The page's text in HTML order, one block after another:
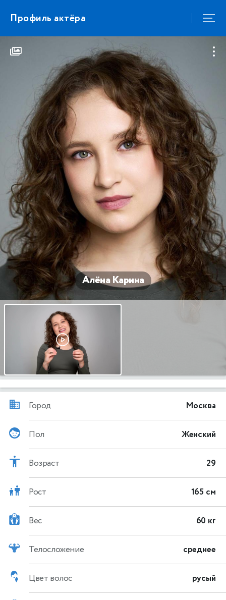
Профиль актёра
Алёна Карина
Город Москва
Пол Женский
Возраст 29
Рост 165 см
Вес 60 кг
Телосложение среднее
Цвет волос русый